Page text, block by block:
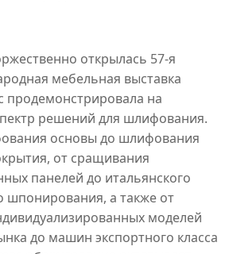
открылась 57-я
мебельная выставка
продемонстрировала на
решений для шлифования.
основы до шлифования
от сращивания
панелей до итальянского
шпонирования, а также от
моделей
до машин экспортного класса